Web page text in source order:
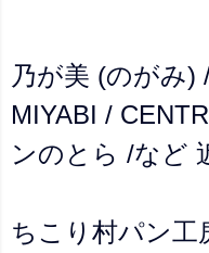
乃が美 (のがみ)
MIYABI /
ンのとら /など
ちこり村パン工